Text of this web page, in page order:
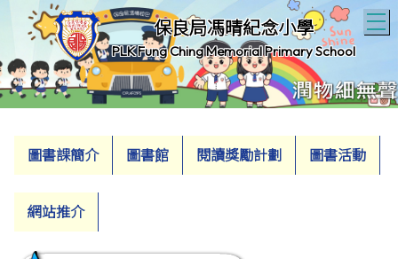
保良局馮晴紀念小學
PLK Fung Ching Memorial Primary School
圖書課簡介 圖書館 閱讀獎勵計劃 圖書活動
網站推介